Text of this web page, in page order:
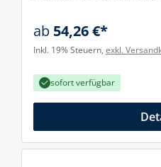
ab 54,26 €*
Inkl. 19% Steuern, exkl.
sofort verfügbar